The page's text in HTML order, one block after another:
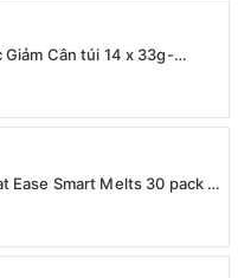
Cân túi 14 x 33g-
Weight Loss Shake
Sữa Giảm Cân
Ease Smart Melts 30 pack -
Táo Bón Kèm Men Tiêu
Smart Melt 30 Viên